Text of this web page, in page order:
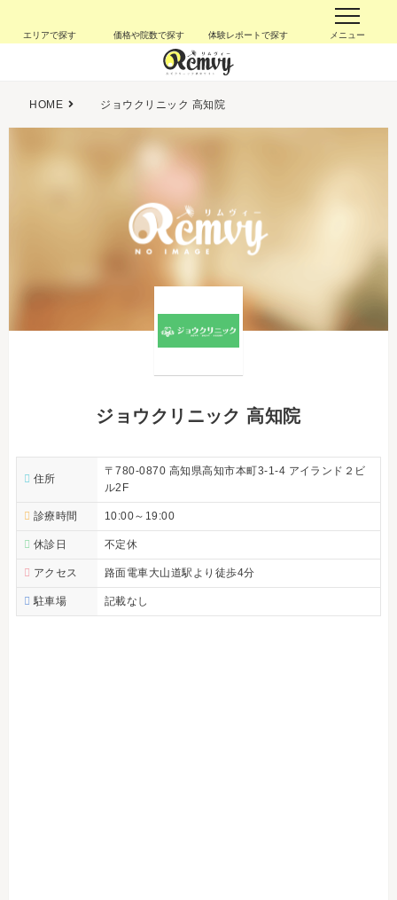
エリアで探す 価格や院数で探す 体験レポートで探す メニュー
HOME ジョウクリニック 高知院
ジョウクリニック 高知院
住所
〒780-0870 高知県高知市本町3-1-4 アイランド２ビ
ル2F
診療時間 10:00～19:00
休診日 不定休
アクセス 路面電車大山道駅より徒歩4分
駐車場 記載なし